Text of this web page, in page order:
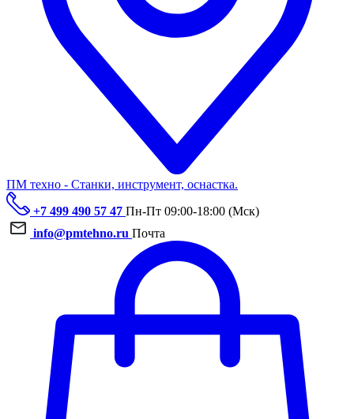
ПМ техно - Станки, инструмент, оснастка.
+7 499 490 57 47 Пн-Пт 09:00-18:00 (Мск)
info@pmtehno.ru Почта